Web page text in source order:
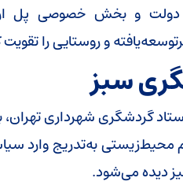
و بخش خصوصی پل
و روستایی را
سبز
گردشگری شهرداری تهران،
محیط‌زیستی به‌تدریج وارد
دیده می‌شود.